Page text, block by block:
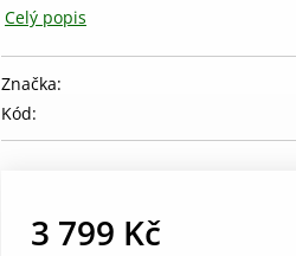
Celý popis
Značka:
Kód:
3 799 Kč